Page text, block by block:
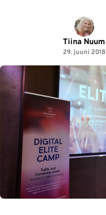
Tiina Nuum
29. juuni 2018